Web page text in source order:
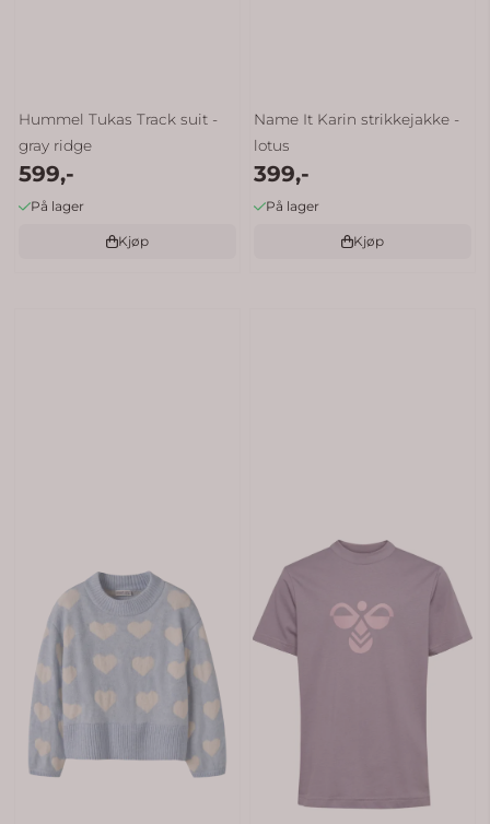
Hummel Tukas Track suit -
gray ridge
599,-
På lager
Kjøp
Name It Karin strikkejakke -
lotus
399,-
På lager
Kjøp